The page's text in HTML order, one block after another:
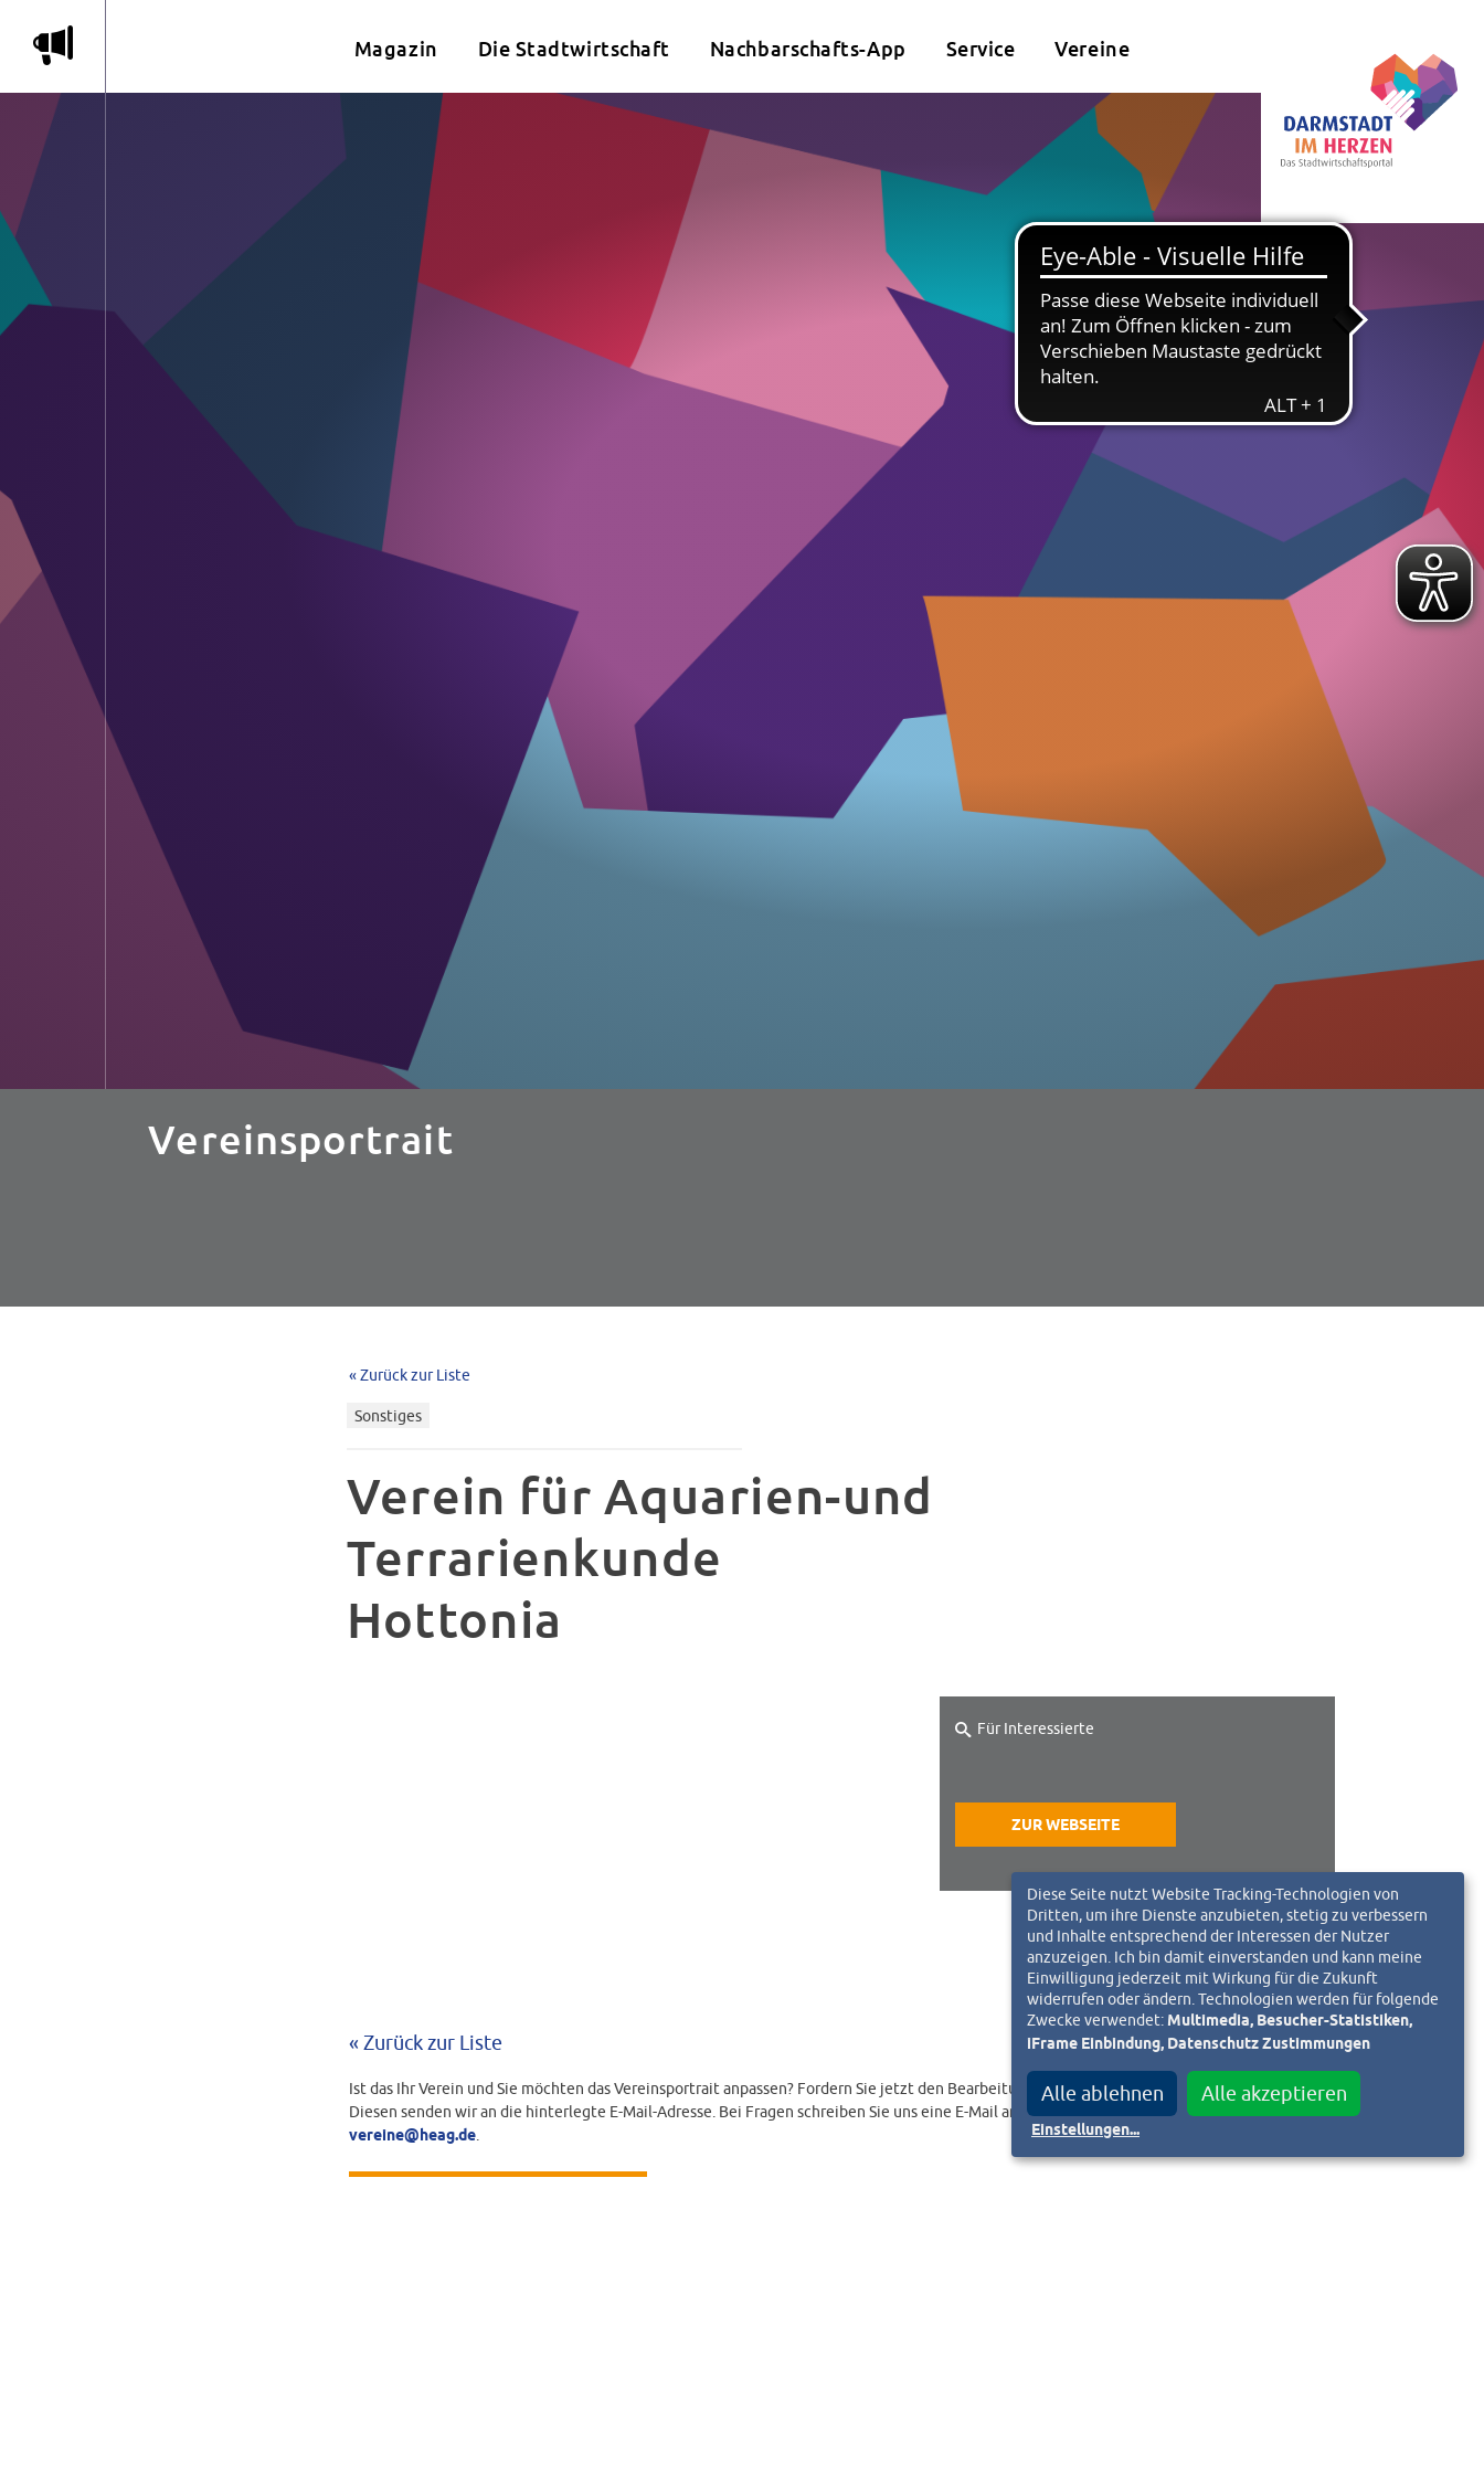
m Magazin Die Stadtwirtschaft Nachbarschafts-App Service Vereine
Vereinsportrait
« Zurück zur Liste
Sonstiges
Verein für Aquarien-und
Terrarienkunde
Hottonia
Für Interessierte
ZUR WEBSEITE
« Zurück zur Liste
Ist das Ihr Verein und Sie möchten das Vereinsportrait anpassen? Fordern Sie jetzt den Bearbeitungslink an.
Diesen senden wir an die hinterlegte E-Mail-Adresse. Bei Fragen schreiben Sie uns eine E-Mail an
vereine@heag.de.
Diese Seite nutzt Website Tracking-Technologien von
Dritten, um ihre Dienste anzubieten, stetig zu verbessern
und Inhalte entsprechend der Interessen der Nutzer
anzuzeigen. Ich bin damit einverstanden und kann meine
Einwilligung jederzeit mit Wirkung für die Zukunft
widerrufen oder ändern. Technologien werden für folgende
Zwecke verwendet:Multimedia, Besucher-Statistiken,
iFrame Einbindung, Datenschutz Zustimmungen
Alle ablehnen Alle akzeptieren
Einstellungen...